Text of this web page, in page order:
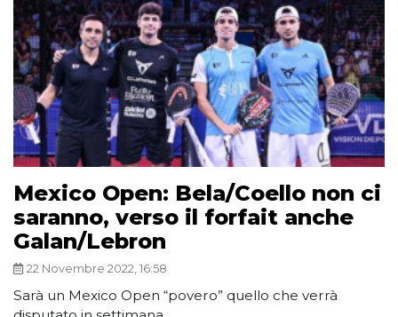
Mexico Open: Bela/Coello non ci
saranno, verso il forfait anche
Galan/Lebron
22 Novembre 2022, 16:58
Sarà un Mexico Open “povero” quello che verrà